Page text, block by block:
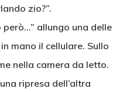
zio?”.
allungo una delle
mano il cellulare. Sullo
nella camera da letto.
ripresa dell’altra